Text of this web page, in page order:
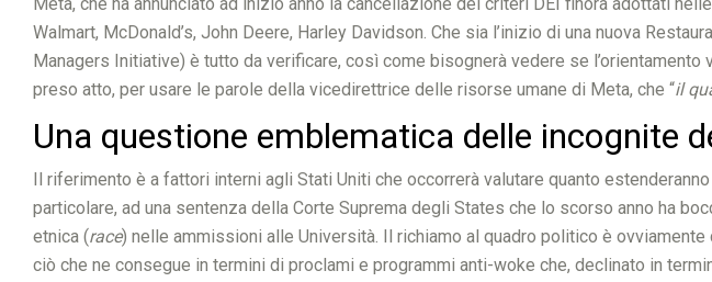
Walmart, McDonald’s, John Deere, Harley Davidson. Che sia l’inizio di una nuova
Managers Initiative) è tutto da verificare, così come bisognerà vedere se
preso atto, per usare le parole della vicedirettrice delle risorse umane di Meta, che “il
Una questione emblematica delle incognite
Il riferimento è a fattori interni agli Stati Uniti che occorrerà valutare quanto
particolare, ad una sentenza della Corte Suprema degli States che lo scorso anno ha
etnica (race) nelle ammissioni alle Università. Il richiamo al quadro politico è
ciò che ne consegue in termini di proclami e programmi anti-woke che, declinato in